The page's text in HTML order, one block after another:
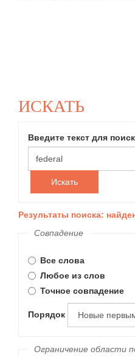
ИСКАТЬ
Введите текст для
Искать
Результаты поиска:
Совпадение
Все слова
Любое из слов
Точное совпадение
Порядок
Ограничение области